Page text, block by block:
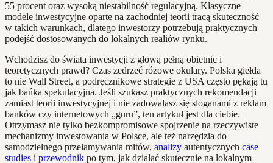
55 procent oraz wysoką niestabilność regulacyjną. Klasyczne
modele inwestycyjne oparte na zachodniej teorii tracą skuteczność
w takich warunkach, dlatego inwestorzy potrzebują praktycznych
podejść dostosowanych do lokalnych realiów rynku.
Wchodzisz do świata inwestycji z głową pełną obietnic i
teoretycznych prawd? Czas zedrzeć różowe okulary. Polska giełda
to nie Wall Street, a podręcznikowe strategie z USA często pękają tu
jak bańka spekulacyjna. Jeśli szukasz praktycznych rekomendacji
zamiast teorii inwestycyjnej i nie zadowalasz się sloganami z reklam
banków czy internetowych „guru”, ten artykuł jest dla ciebie.
Otrzymasz nie tylko bezkompromisowe spojrzenie na rzeczywiste
mechanizmy inwestowania w Polsce, ale też narzędzia do
samodzielnego przełamywania mitów, analizy autentycznych case
studies i przewodnik po tym, jak działać skutecznie na lokalnym